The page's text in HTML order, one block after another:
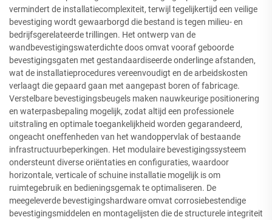
vermindert de installatiecomplexiteit, terwijl tegelijkertijd een veilige
bevestiging wordt gewaarborgd die bestand is tegen milieu- en
bedrijfsgerelateerde trillingen. Het ontwerp van de
wandbevestigingswaterdichte doos omvat vooraf geboorde
bevestigingsgaten met gestandaardiseerde onderlinge afstanden,
wat de installatieprocedures vereenvoudigt en de arbeidskosten
verlaagt die gepaard gaan met aangepast boren of fabricage.
Verstelbare bevestigingsbeugels maken nauwkeurige positionering
en waterpasbepaling mogelijk, zodat altijd een professionele
uitstraling en optimale toegankelijkheid worden gegarandeerd,
ongeacht oneffenheden van het wandoppervlak of bestaande
infrastructuurbeperkingen. Het modulaire bevestigingssysteem
ondersteunt diverse oriëntaties en configuraties, waardoor
horizontale, verticale of schuine installatie mogelijk is om
ruimtegebruik en bedieningsgemak te optimaliseren. De
meegeleverde bevestigingshardware omvat corrosiebestendige
bevestigingsmiddelen en montagelijsten die de structurele integriteit